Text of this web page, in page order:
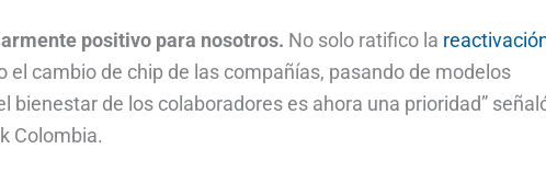
positivo para nosotros. No solo ratifico la
el cambio de chip de las compañías, pasando de modelos
bienestar de los colaboradores es ahora una prioridad”
Colombia.